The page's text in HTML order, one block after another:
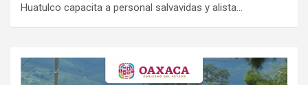
Huatulco capacita a personal salvavidas y alista…